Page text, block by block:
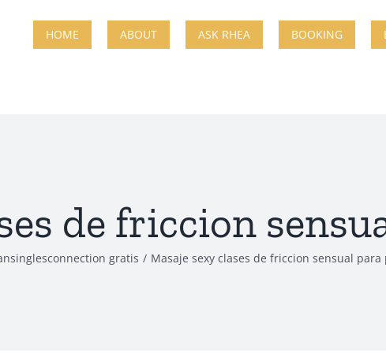
HOME ABOUT ASK RHEA BOOKING
de friccion
gratis Masaje sexy clases de friccion sensual para